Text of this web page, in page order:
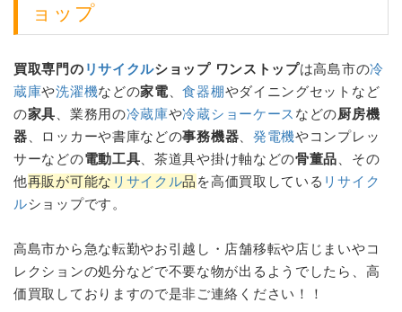
ョップ
買取専門の リサイクルショップ ワンストップは高島市の冷
蔵庫や洗濯機などの家電 、食器棚やダイニングセットなど
の家具 、業務用の冷蔵庫や冷蔵ショーケース などの厨房機
器 、ロッカーや書庫などの事務機器 発電機やコンプレッ
サーなどの電動工具 、茶道具や掛け軸などの骨董品 、その
他再販が可能な リサイクル品 を高価買取している リサイク
ルショップです。
高島市から急な転勤やお引越し・店舗移転や店じまいやコ
レクションの処分などで不要な物が出るようでしたら、高
価買取しておりますので是非ご連絡ください！！